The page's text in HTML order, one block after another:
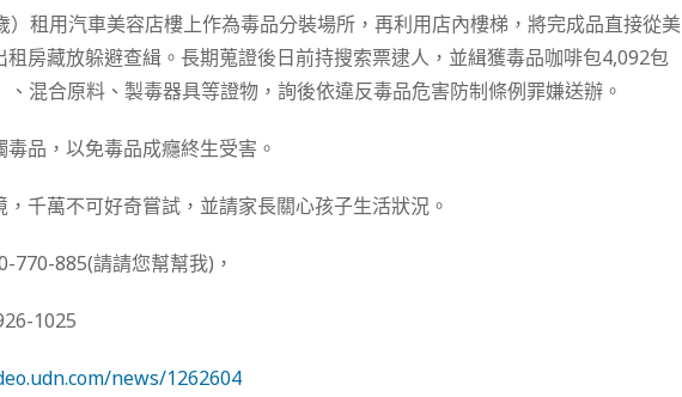
）租用汽車美容店樓上作為毒品分裝場所，再利用店內樓梯，將完成品直接從美
租房藏放躲避查緝。長期蒐證後日前持搜索票逮人，並緝獲毒品咖啡包4,092包
、混合原料、製毒器具等證物，詢後依違反毒品危害防制條例罪嫌送辦。
品，以免毒品成癮終生受害。
千萬不可好奇嘗試，並請家長關心孩子生活狀況。
770-885(請請您幫幫我)，
1025
news/1262604